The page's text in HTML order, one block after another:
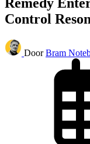
Control
Door Bram